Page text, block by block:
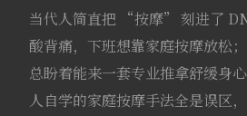
当代人简直把 “按摩” 刻进了
酸背痛，下班想靠家庭按摩放松；
总盼着能来一套专业推拿舒缓身
人自学的家庭按摩手法全是误区